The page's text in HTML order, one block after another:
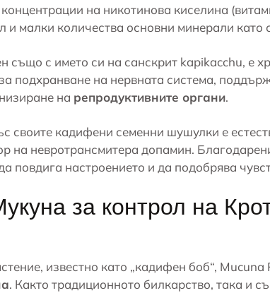
на никотинова киселина
и малки количества основни минерали като
също с името си на санскрит kapikacchu, е
подхранване на нервната система,
на репродуктивните органи.
своите кадифени семенни шушулки е
на невротрансмитера допамин.
повдига настроението и да подобрява
за контрол на
известно като „кадифен боб“, Mucuna
. Както традиционното билкарство, така и